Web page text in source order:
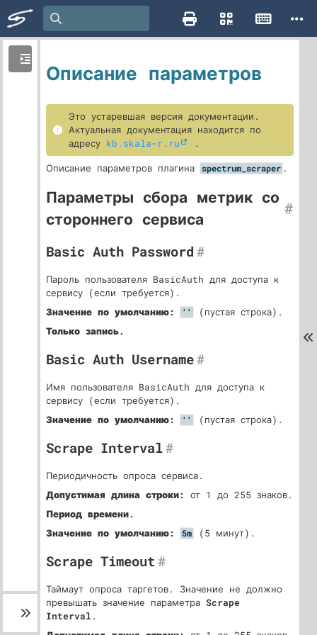
Описание параметров
Это устаревшая версия документации.
Актуальная документация находится по
адресу kb.skala-r.ru
.
Описание параметров плагина
spectrum_scraper .
Параметры сбора метрик со
стороннего сервиса
#
Basic Auth Password #
Пароль пользователя BasicAuth для доступа к
сервису (если требуется).
Значение по умолчанию:
''
(пустая строка).
Только запись.
Basic Auth Username#
Имя пользователя BasicAuth для доступа к
сервису (если требуется).
Значение по умолчанию:
'' (пустая строка).
Scrape Interval#
Периодичность опроса сервиса.
Допустимая длина строки:
от 1 до 255 знаков.
Период времени.
Значение по умолчанию:
5m (5 минут).
Scrape Timeout #
Таймаут опроса таргетов. Значение не должно
превышать значение параметра Scrape
Interval .